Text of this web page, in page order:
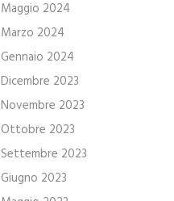
Maggio 2024
Marzo 2024
Gennaio 2024
Dicembre 2023
Novembre 2023
Ottobre 2023
Settembre 2023
Giugno 2023